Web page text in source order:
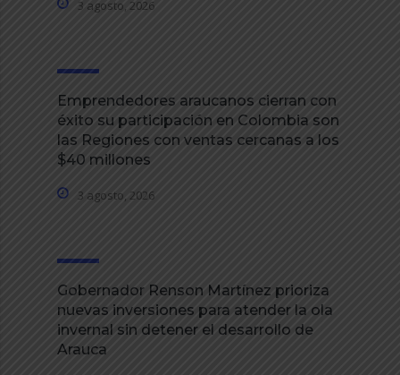
3 agosto, 2026
Emprendedores araucanos cierran con
éxito su participación en Colombia son
las Regiones con ventas cercanas a los
$40 millones
3 agosto, 2026
Gobernador Renson Martínez prioriza
nuevas inversiones para atender la ola
invernal sin detener el desarrollo de
Arauca